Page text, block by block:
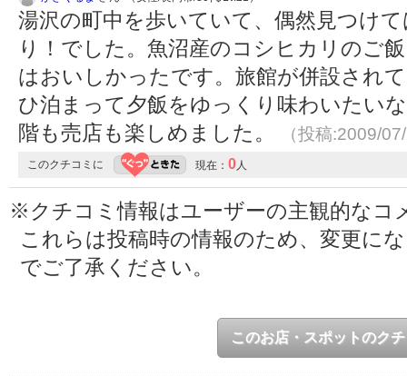
湯沢の町中を歩いていて、偶然見つけ
り！でした。魚沼産のコシヒカリのご
はおいしかったです。旅館が併設され
ひ泊まって夕飯をゆっくり味わいたい
階も売店も楽しめました。
（投稿:2009/
このクチコミに 現在： 0 人
※クチコミ情報はユーザーの主観的なコ
これらは投稿時の情報のため、変更に
でご了承ください。
このお店・スポットのク